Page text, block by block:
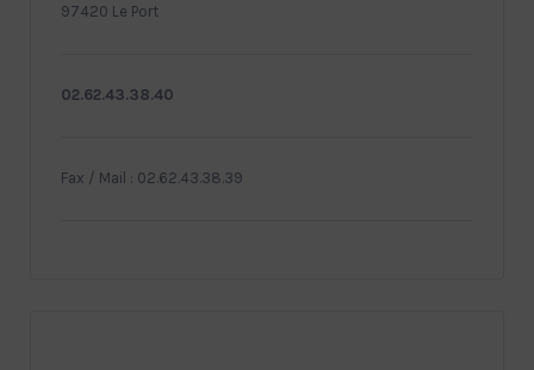
97420 Le Port
02.62.43.38.40
Fax / Mail : 02.62.43.38.39